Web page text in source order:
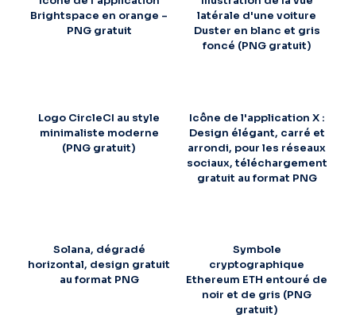
Brightspace en orange –
PNG gratuit
latérale d'une voiture
Duster en blanc et gris
foncé (PNG gratuit)
Logo CircleCI au style
minimaliste moderne
(PNG gratuit)
Icône de l'application X :
Design élégant, carré et
arrondi, pour les réseaux
sociaux, téléchargement
gratuit au format PNG
Solana, dégradé
horizontal, design gratuit
au format PNG
Symbole
cryptographique
Ethereum ETH entouré de
noir et de gris (PNG
gratuit)